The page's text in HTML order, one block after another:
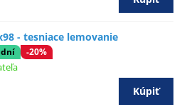
- tesniace lemovanie
dní -20%
Kúpiť